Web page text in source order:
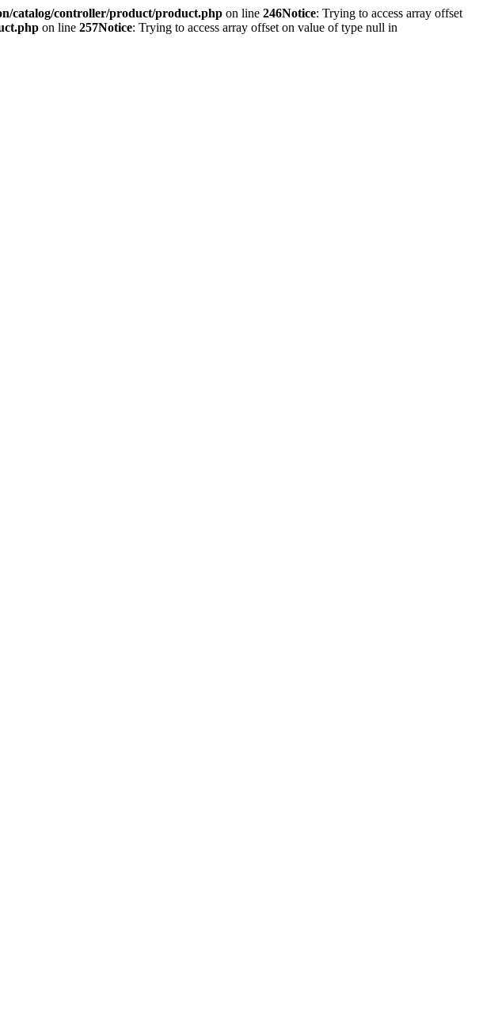
catalog/controller/product/product.php on line 246Notice: Trying to access array offset
on line 257Notice: Trying to access array offset on value of type null in